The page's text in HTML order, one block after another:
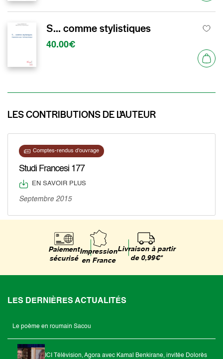
S... comme stylistiques
40.00€
LES CONTRIBUTIONS DE L’AUTEUR
Comptes-rendus d'ouvrage
Studi Francesi 177
EN SAVOIR PLUS
Septembre 2015
Paiement
sécurisé
Impression
en France
Livraison à partir
de 0,99€*
LES DERNIÈRES ACTUALITÉS
Le poème en roumain Sacou
ICI Télévision, Agora avec Kamal Benkirane, invitée Dolorès